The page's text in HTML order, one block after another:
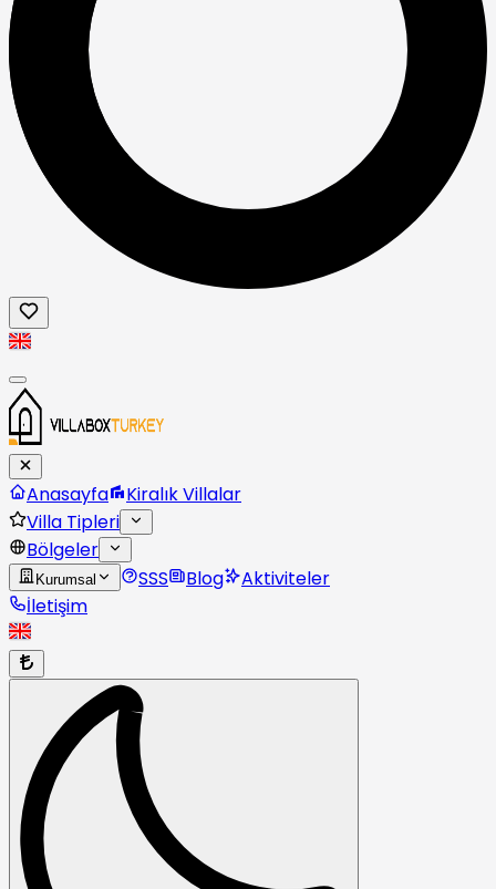
Anasayfa
Kiralık Villalar
Villa Tipleri
Bölgeler
Kurumsal SSS Blog
Aktiviteler
İletişim